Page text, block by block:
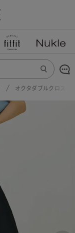
オクタダブルクロス・